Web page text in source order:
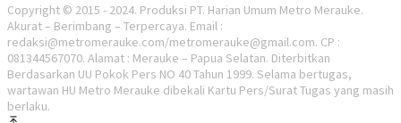
Copyright © 2015 - 2024. Produksi PT. Harian Umum Metro Merauke.
Akurat – Berimbang – Terpercaya. Email :
redaksi@metromerauke.com/metromerauke@gmail.com. CP :
081344567070. Alamat : Merauke – Papua Selatan. Diterbitkan
Berdasarkan UU Pokok Pers NO 40 Tahun 1999. Selama bertugas,
wartawan HU Metro Merauke dibekali Kartu Pers/Surat Tugas yang masih
berlaku.